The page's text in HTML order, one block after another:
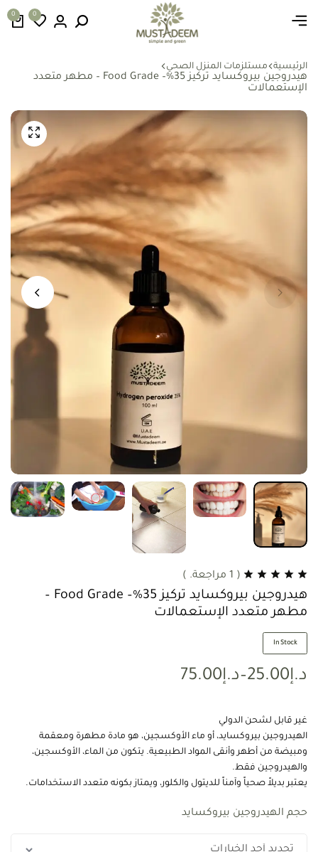
0
0
الرئيسية مستلزمات المنزل الصحي
هيدروجين بيروكسايد تركيز 35%– Food Grade – مطهر متعدد
الإستعمالات
(
1 مراجعة. )
هيدروجين بيروكسايد تركيز 35%– Food Grade –
مطهر متعدد الإستعمالات
In Stock
د.إ25.00
–د.إ75.00
غير قابل لشحن الدولي
الهيدروجين بيروكسايد، أو ماء الأوكسجين، هو مادة مطهرة ومعقمة
ومبيضة من أطهر وأنقى المواد الطبيعية. يتكون من الماء، الأوكسجين،
والهيدروجين فقط.
يعتبر بديلاً صحياً وآمناً للديتول والكلور، ويمتاز بكونه متعدد الاستخدامات.
حجم الهيدروجين بيروكسايد